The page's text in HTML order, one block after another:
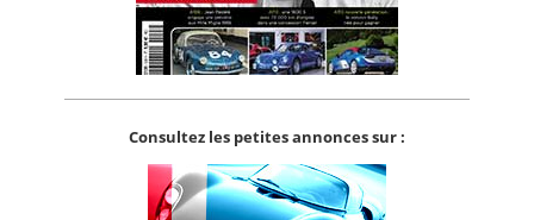
Consultez les petites annonces sur :